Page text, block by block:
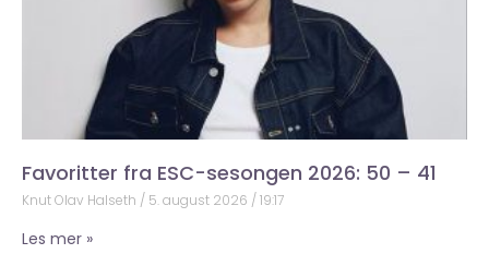
Favoritter fra ESC-sesongen 2026: 50 – 41
Knut Olav Halseth 5. august 2026 19:17
Les mer »